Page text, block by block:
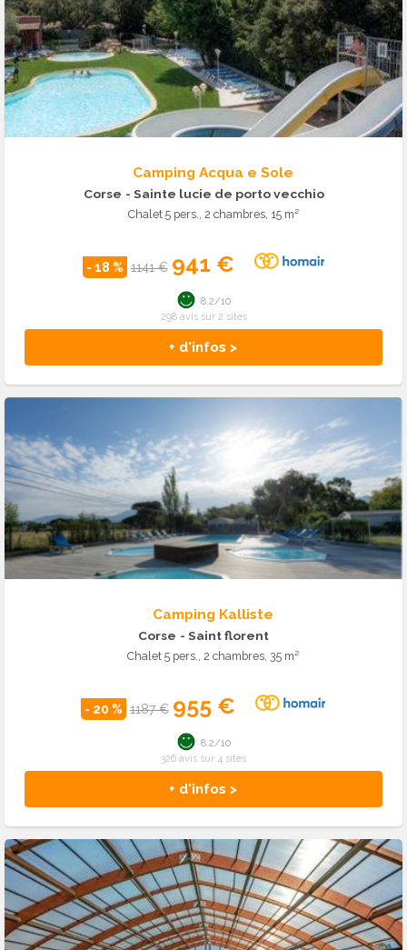
Camping Acqua e Sole
Corse - Sainte lucie de porto vecchio
Chalet 5 pers., 2 chambres, 15 m²
- 18 % 1141 € 941 €
+ d'infos >
8.2/10
298 avis sur 2 sites
Camping Kalliste
Corse - Saint florent
Chalet 5 pers., 2 chambres, 35 m²
- 20 % 1187 € 955 €
+ d'infos >
8.2/10
326 avis sur 4 sites